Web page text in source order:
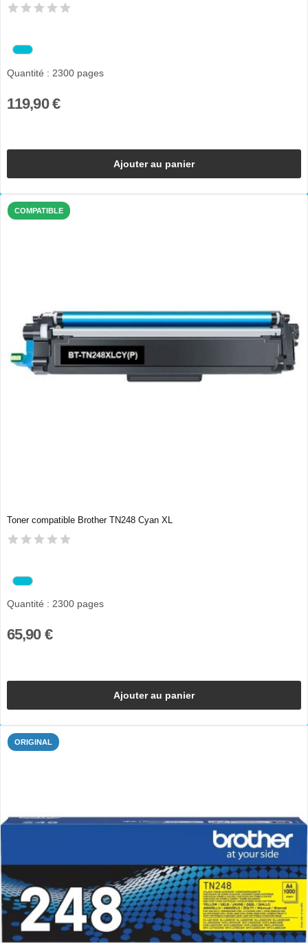
Quantité : 2300 pages
119,90 €
Ajouter au panier
COMPATIBLE
Toner compatible Brother TN248 Cyan XL
Quantité : 2300 pages
65,90 €
Ajouter au panier
ORIGINAL